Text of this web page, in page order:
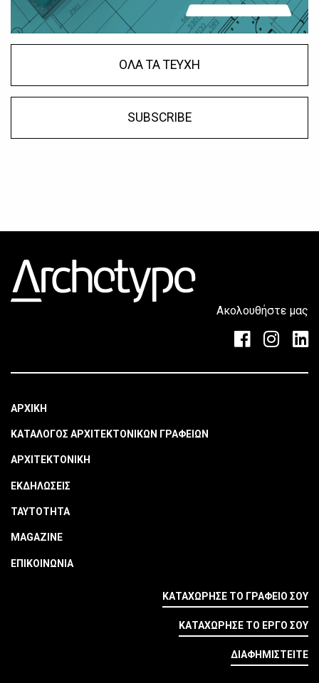
ΟΛΑ ΤΑ ΤΕΥΧΗ
SUBSCRIBE
Ακολουθήστε μας
ΑΡΧΙΚΗ
ΚΑΤΑΛΟΓΟΣ ΑΡΧΙΤΕΚΤΟΝΙΚΩΝ ΓΡΑΦΕΙΩΝ
ΑΡΧΙΤΕΚΤΟΝΙΚΗ
ΕΚΔΗΛΩΣΕΙΣ
ΤΑΥΤΟΤΗΤΑ
MAGAZINE
ΕΠΙΚΟΙΝΩΝΙΑ
ΚΑΤΑΧΩΡΗΣΕ ΤΟ ΓΡΑΦΕΙΟ ΣΟΥ
ΚΑΤΑΧΩΡΗΣΕ ΤΟ ΕΡΓΟ ΣΟΥ
ΔΙΑΦΗΜΙΣΤΕΙΤΕ